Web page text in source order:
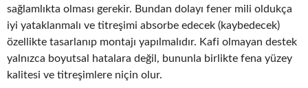
sağlamlıkta olması gerekir. Bundan dolayı fener mili oldukça
iyi yataklanmalı ve titreşimi absorbe edecek (kaybedecek)
özellikte tasarlanıp montajı yapılmalıdır. Kafi olmayan destek
yalnızca boyutsal hatalara değil, bununla birlikte fena yüzey
kalitesi ve titreşimlere niçin olur.